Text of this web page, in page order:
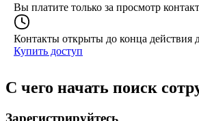
Вы платите только за просмотр
Контакты открыты до конца действия
Купить доступ
С чего начать поиск